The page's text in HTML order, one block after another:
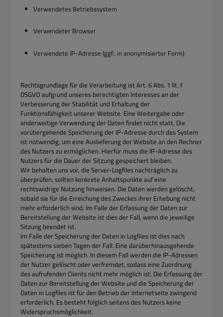
Verwendetes Betriebssystem
Verwendeter Browser
Verwendete IP-Adresse (ggf.: in anonymisierter Form)
Rechtsgrundlage für die Verarbeitung ist Art. 6 Abs. 1 lit. f
DSGVO aufgrund unseres berechtigten Interesses an der
Verbesserung der Stabilität und Erhaltung der
Funktionsfähigkeit unserer Website. Eine Weitergabe oder
anderweitige Verwendung der Daten findet nicht statt. Die
vorübergehende Speicherung der IP-Adresse durch das System
ist notwendig, um eine Auslieferung der Website an den Rechner
des Nutzers zu ermöglichen. Hierfür muss die IP-Adresse des
Nutzers für die Dauer der Sitzung gespeichert bleiben.
Wir behalten uns vor, die Server-Logfiles nachträglich zu
überprüfen, sollten konkrete Anhaltspunkte auf eine
rechtswidrige Nutzung hinweisen. Die Daten werden gelöscht,
sobald sie für die Erreichung des Zweckes ihrer Erhebung nicht
mehr erforderlich sind. Im Falle der Erfassung der Daten zur
Bereitstellung der Website ist dies der Fall, wenn die jeweilige
Sitzung beendet ist.
Im Falle der Speicherung der Daten in Logfiles ist dies nach
spätestens sieben Tagen der Fall. Eine darüberhinausgehende
Speicherung ist möglich. In diesem Fall werden die IP-Adressen
der Nutzer gelöscht oder verfremdet, sodass eine Zuordnung
des aufrufenden Clients nicht mehr möglich ist. Die Erfassung der
Daten zur Bereitstellung der Website und die Speicherung der
Daten in Logfiles ist für den Betrieb der Internetseite zwingend
erforderlich. Es besteht folglich seitens des Nutzers keine
Widerspruchsmöglichkeit.